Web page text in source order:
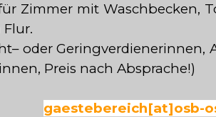
Zimmer mit Waschbecken,
oder Geringverdienerinnen,
Preis nach Absprache!)
gaestebereich[at]osb-